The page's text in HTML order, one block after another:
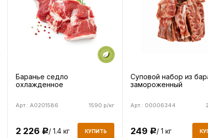
Баранье седло
охлажденное
1590 р/кг
Арт.: A0201586
2 226 Р/ 1.4 кг КУПИТЬ
Суповой набор из
замороженный
Арт.: 00006344
249 Р/ 1 кг